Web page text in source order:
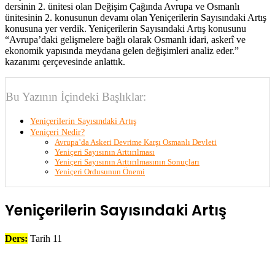
dersinin 2. ünitesi olan Değişim Çağında Avrupa ve Osmanlı
ünitesinin 2. konusunun devamı olan Yeniçerilerin Sayısındaki Artış
konusuna yer verdik. Yeniçerilerin Sayısındaki Artış konusunu
“Avrupa’daki gelişmelere bağlı olarak Osmanlı idari, askerî ve
ekonomik yapısında meydana gelen değişimleri analiz eder.”
kazanımı çerçevesinde anlattık.
Bu Yazının İçindeki Başlıklar:
Yeniçerilerin Sayısındaki Artış
Yeniçeri Nedir?
Avrupa’da Askeri Devrime Karşı Osmanlı Devleti
Yeniçeri Sayısının Arttırılması
Yeniçeri Sayısının Arttırılmasının Sonuçları
Yeniçeri Ordusunun Önemi
Yeniçerilerin Sayısındaki Artış
Ders: Tarih 11